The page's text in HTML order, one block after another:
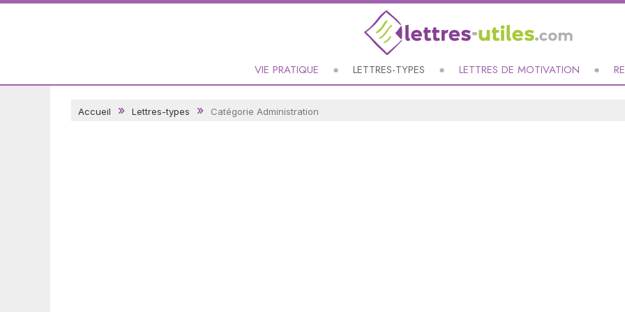
VIE PRATIQUE LETTRES-TYPES LETTRES DE MOTIVATION
Accueil Lettres-types Catégorie Administration